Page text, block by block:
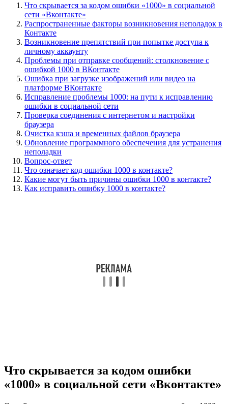
Что скрывается за кодом ошибки «1000» в социальной
сети «Вконтакте»
Распространенные факторы возникновения неполадок в
Контакте
Возникновение препятствий при попытке доступа к
личному аккаунту
Проблемы при отправке сообщений: столкновение с
ошибкой 1000 в ВКонтакте
Ошибка при загрузке изображений или видео на
платформе ВКонтакте
Исправление проблемы 1000: на пути к исправлению
ошибки в социальной сети
Проверка соединения с интернетом и настройки
браузера
Очистка кэша и временных файлов браузера
Обновление программного обеспечения для устранения
неполадки
Вопрос-ответ
Что означает код ошибки 1000 в контакте?
Какие могут быть причины ошибки 1000 в контакте?
Как исправить ошибку 1000 в контакте?
Что скрывается за кодом ошибки
«1000» в социальной сети «Вконтакте»